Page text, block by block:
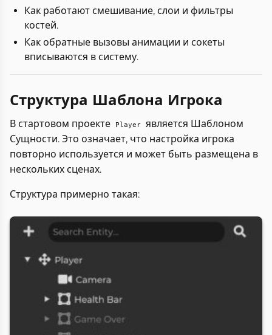
Как работают смешивание, слои и фильтры
костей.
Как обратные вызовы анимации и сокеты
вписываются в систему.
Структура Шаблона Игрока
В стартовом проекте Player является Шаблоном
Сущности. Это означает, что настройка игрока
повторно используется и может быть размещена в
нескольких сценах.
Структура примерно такая: